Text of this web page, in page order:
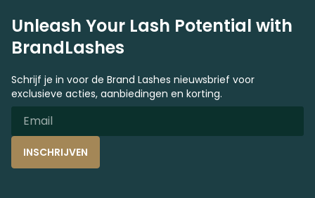
Unleash Your Lash Potential with
BrandLashes
Schrijf je in voor de Brand Lashes nieuwsbrief voor
exclusieve acties, aanbiedingen en korting.
INSCHRIJVEN